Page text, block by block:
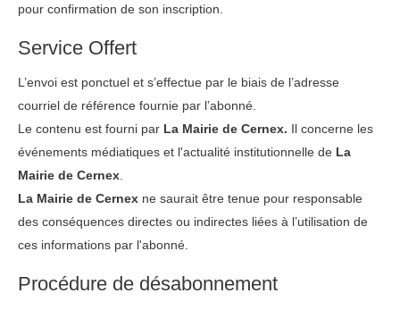
pour confirmation de son inscription.
Service Offert
L’envoi est ponctuel et s’effectue par le biais de l’adresse
courriel de référence fournie par l’abonné.
Le contenu est fourni par La Mairie de Cernex. Il concerne les
événements médiatiques et l'actualité institutionnelle de La
Mairie de Cernex
La Mairie de Cernex ne saurait être tenue pour responsable
des conséquences directes ou indirectes liées à l’utilisation de
ces informations par l'abonné.
Procédure de désabonnement